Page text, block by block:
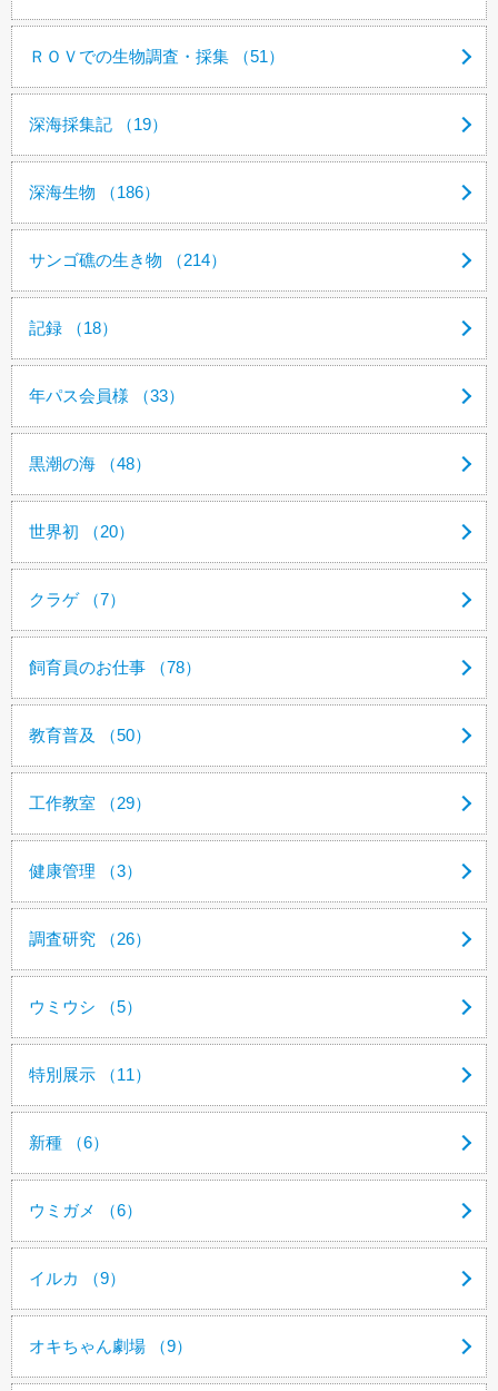
ＲＯＶでの生物調査・採集 （51）
深海採集記 （19）
深海生物 （186）
サンゴ礁の生き物 （214）
記録 （18）
年パス会員様 （33）
黒潮の海 （48）
世界初 （20）
クラゲ （7）
飼育員のお仕事 （78）
教育普及 （50）
工作教室 （29）
健康管理 （3）
調査研究 （26）
ウミウシ （5）
特別展示 （11）
新種 （6）
ウミガメ （6）
イルカ （9）
オキちゃん劇場 （9）